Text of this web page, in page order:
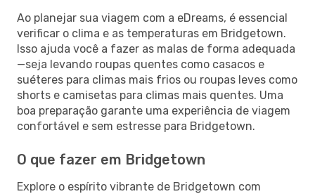
Ao planejar sua viagem com a eDreams, é essencial
verificar o clima e as temperaturas em Bridgetown.
Isso ajuda você a fazer as malas de forma adequada
—seja levando roupas quentes como casacos e
suéteres para climas mais frios ou roupas leves como
shorts e camisetas para climas mais quentes. Uma
boa preparação garante uma experiência de viagem
confortável e sem estresse para Bridgetown.
O que fazer em Bridgetown
Explore o espírito vibrante de Bridgetown com